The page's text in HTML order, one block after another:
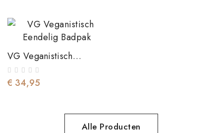
VG Veganistisch
Eendelig Badpak
€ 34,95
Alle Producten